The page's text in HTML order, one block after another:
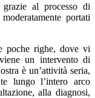
grazie al processo di
portati
poche righe, dove vi
un intervento di
è un’attività seria,
lungo l’intero arco
alla diagnosi,